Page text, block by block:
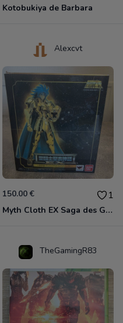
Kotobukiya de Barbara
Alexcvt
150.00 € 1
Myth Cloth EX Saga des Gémeaux
TheGamingR83